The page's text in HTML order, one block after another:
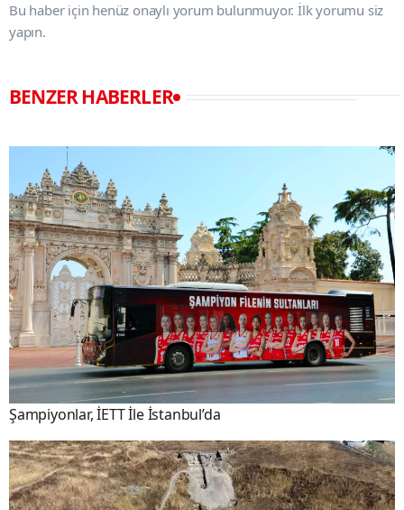
Bu haber için henüz onaylı yorum bulunmuyor. İlk yorumu siz
yapın.
BENZER HABERLER
Şampiyonlar, İETT İle İstanbul’da